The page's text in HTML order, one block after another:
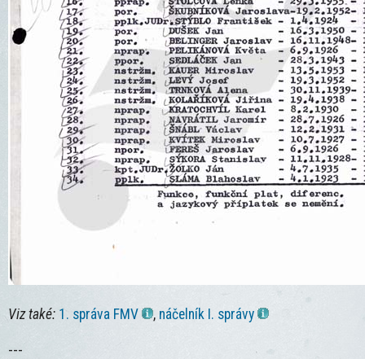
Viz také: 1. správa FMV , náčelník I. správy
---